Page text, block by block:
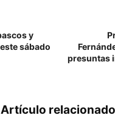
y
sábado
presuntas
Artículo